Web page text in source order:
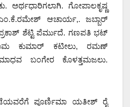
ಅರ್ಥಧಾರಿಗಲಾಗಿ. ಗೋಪಾಲಕೃಷ್ಣ
ಎಂ.ಕೆ.ರಮೇಶ್ ಆಚಾರ್ಯ,. ಜಬ್ಬಾರ್
ಶೆಟ್ಟಿ ಪೆರ್ಮುದೆ. ಗಣಪತಿ ಭಟ್
ಕುಮಾರ್ ಕಟೀಲು, ರಮಣ್
ಬಂಗೇರ ಕೊಳತ್ತಮಜಲು.
ಪೂರ್ಣಿಮಾ ಯತೀಶ್ ರೈ